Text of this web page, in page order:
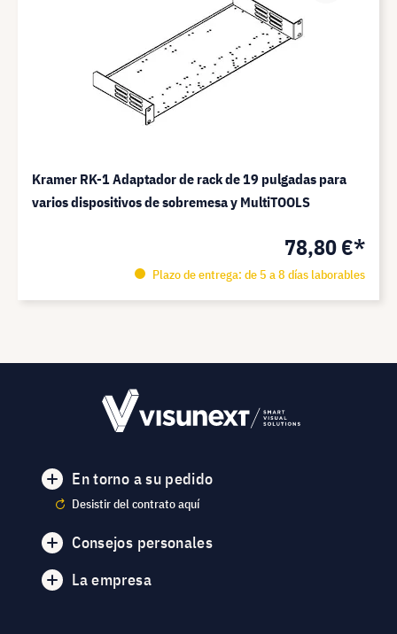
Kramer RK-1 Adaptador de rack de 19 pulgadas para
varios dispositivos de sobremesa y MultiTOOLS
78,80 €*
Plazo de entrega: de 5 a 8 días laborables
En torno a su pedido
Desistir del contrato aquí
Consejos personales
La empresa